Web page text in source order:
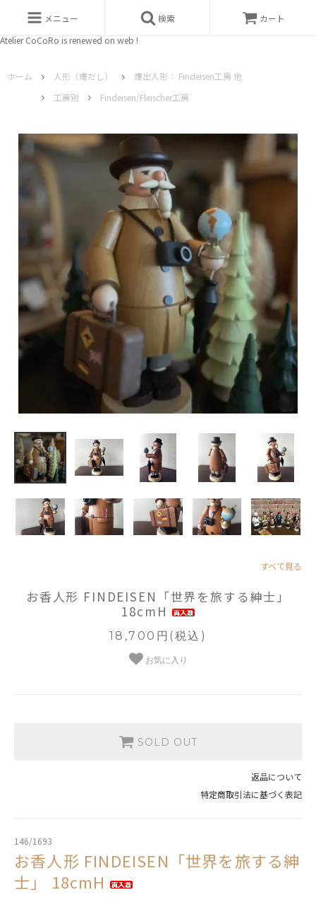
Atelier CoCoRo is renewed on web !
メニュー 検索 カート
ホーム 人形（煙だし）
煙出人形： Findeisen工房 他
工房別
Findeisen/Fleischer工房
すべて見る
お香人形 FINDEISEN「世界を旅する紳士」
18cmH
18,700円(税込)
お気に入り
SOLD OUT
返品について
特定商取引法に基づく表記
146/1693
お香人形 FINDEISEN「世界を旅する紳
士」 18cmH